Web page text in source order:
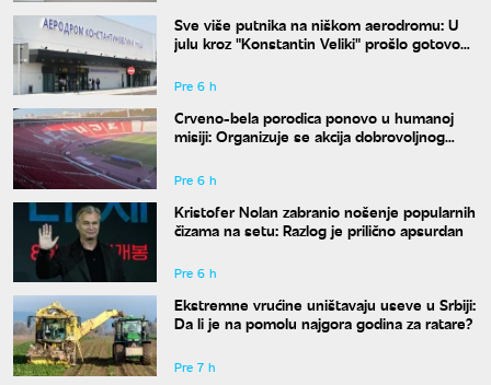
Sve više putnika na niškom aerodromu: U
julu kroz "Konstantin Veliki" prošlo gotovo
Pre 6 h
Crveno-bela porodica ponovo u humanoj
misiji: Organizuje se akcija dobrovoljnog
Pre 6 h
Kristofer Nolan zabranio nošenje popularnih
čizama na setu: Razlog je prilično apsurdan
Pre 6 h
Ekstremne vrućine uništavaju useve u Srbiji:
Da li je na pomolu najgora godina za ratare?
Pre 7 h